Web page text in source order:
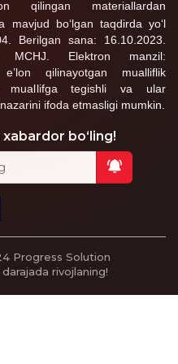
qilingan materiallardan
mavjud bo‘lgan taqdirda yo‘l
Berilgan sana: 16.10.2023.
MCHJ. Elektron manzil:
qilinayotgan mualliflik
muallifga tegishli va ular
ifoda etmasligi mumkin.
bo‘ling!
Progress Solution
rivojlaning!